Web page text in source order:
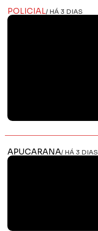
POLICIAL/ HÁ 3 DIAS
APUCARANA/ HÁ 3 DIAS